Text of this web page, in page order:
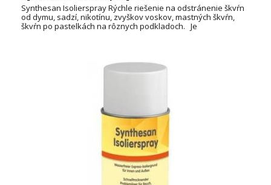
Synthesan Isolierspray Rýchle riešenie na odstránenie škvŕn
od dymu, sadzí, nikotínu, zvyškov voskov, mastných škvŕn,
škvŕn po pastelkách na rôznych podkladoch. Je